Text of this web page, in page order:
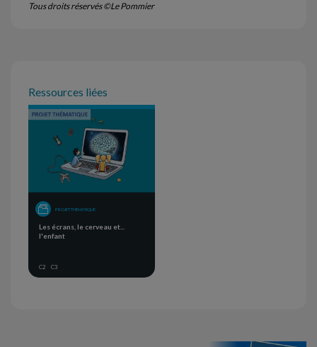
Tous droits réservés ©Le Pommier
Ressources liées
PROJET THÉMATIQUE
Les écrans, le cerveau et...
l'enfant
C2 C3